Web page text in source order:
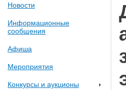
Новости
Информационные
сообщения
Афиша
Мероприятия
Конкурсы и аукционы